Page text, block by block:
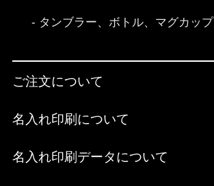
タンブラー、ボトル、マグカップ
ご注文について
名入れ印刷について
名入れ印刷データについて